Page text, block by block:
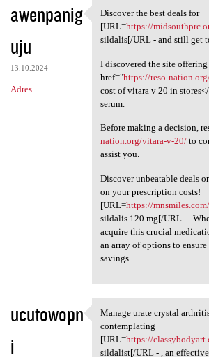
awenpanig
uju
13.10.2024
Adres
Discover the best
Discover the best deals for
[URL=https://
sildalis[/URL - and still get
I discovered the site offering
href="https://reso-
cost of vitara v 20 in
serum.
Before making a decision,
nation.org/vitara-v-20/to
assist you.
Discover unbeatable deals
on your prescription costs!
[URL=https://
sildalis 120 mg[/URL - .
acquire this crucial
an array of options to
savings.
ucutowopn
i
Manage urate crystal
Manage urate crystal
contemplating
[URL=https://
sildalist[/URL - , an